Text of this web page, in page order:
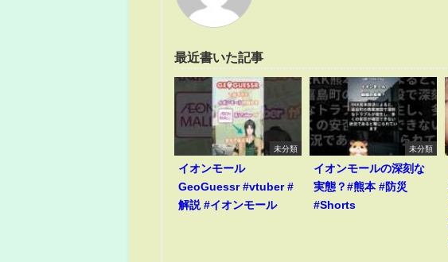
最近書いた記事
未分類
イオンモール
GeoGuessr #vtuber #
解説 #イオンモール
未分類
イオンモールの深刻な
実態？#熊本 #防災
#Shorts